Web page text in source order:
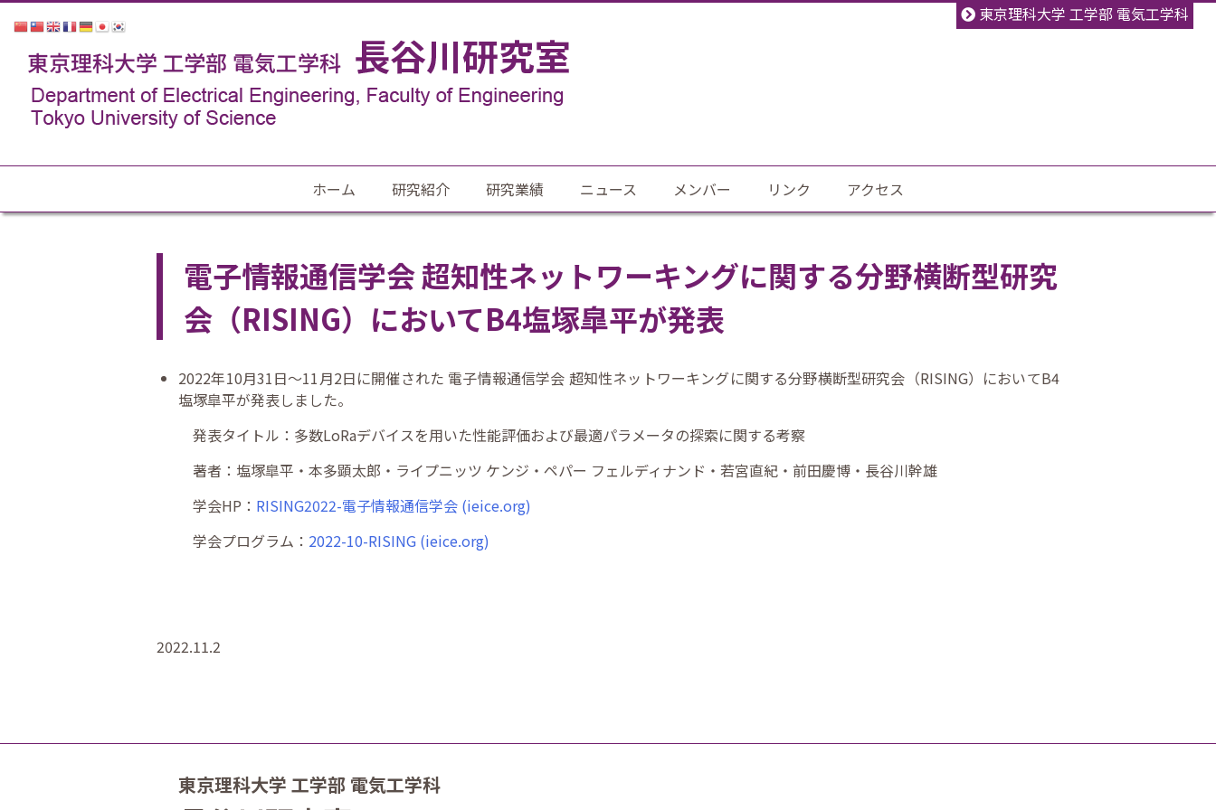
東京理科大学 工学部 電気工学科
ホーム 研究紹介 研究業績 ニュース メンバー リンク アクセス
電子情報通信学会 超知性ネットワーキングに関する分野横断型研究
会（RISING）においてB4塩塚皐平が発表
2022年10月31日〜11月2日に開催された 電子情報通信学会 超知性ネットワーキングに関する分野横断型研究会（RISING）においてB4
塩塚皐平が発表しました。
発表タイトル：多数LoRaデバイスを用いた性能評価および最適パラメータの探索に関する考察
著者：塩塚皐平・本多顕太郎・ライプニッツ ケンジ・ペパー フェルディナンド・若宮直紀・前田慶博・長谷川幹雄
学会HP： RISING2022-電子情報通信学会 (ieice.org)
学会プログラム： 2022-10-RISING (ieice.org)
2022.11.2
東京理科大学 工学部 電気工学科